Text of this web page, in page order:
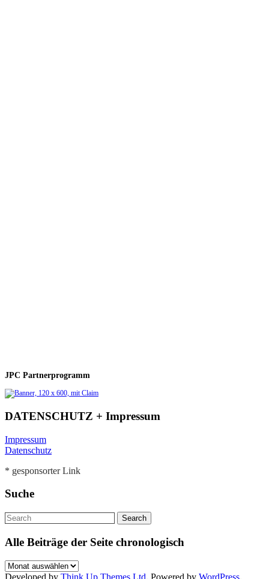
JPC Partnerprogramm
DATENSCHUTZ + Impressum
Impressum
Datenschutz
* gesponsorter Link
Suche
Alle Beiträge der Seite chronologisch
Alle
Beiträge
Developed by Think Up Themes Ltd. Powered by WordPress.